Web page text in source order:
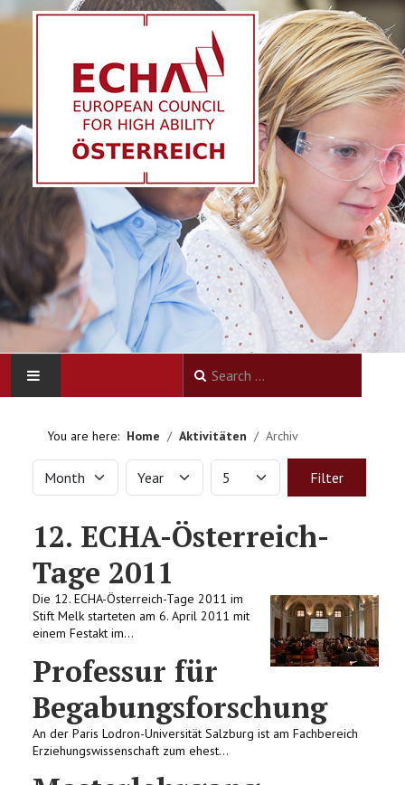
VEREIN
IMPRESSUM
You are here: Home Aktivitäten Archiv
Filters
Month Year Display # Filter
12. ECHA-Österreich-
Tage 2011
Die 12. ECHA-Österreich-Tage 2011 im
Stift Melk starteten am 6. April 2011 mit
einem Festakt im...
Professur für
Begabungsforschung
An der Paris Lodron-Universität Salzburg ist am Fachbereich
Erziehungswissenschaft zum ehest...